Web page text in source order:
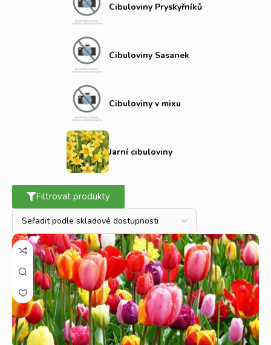
Cibuloviny Pryskyřníků
Cibuloviny Sasanek
Cibuloviny v mixu
Jarní cibuloviny
Filtrovat produkty